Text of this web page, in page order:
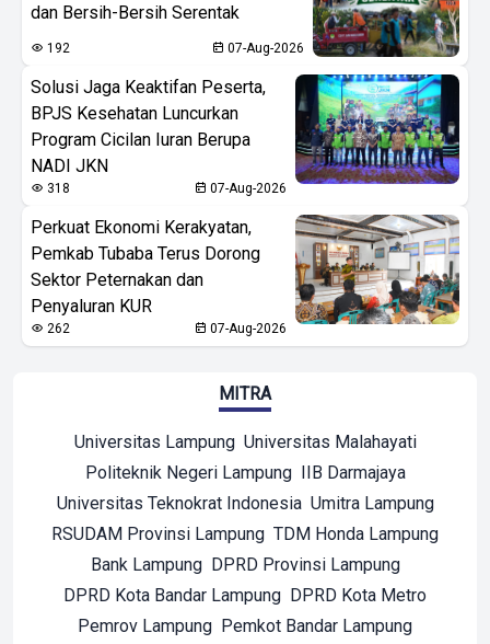
dan Bersih-Bersih Serentak
192 07-Aug-2026
Solusi Jaga Keaktifan Peserta,
BPJS Kesehatan Luncurkan
Program Cicilan Iuran Berupa
NADI JKN
318 07-Aug-2026
Perkuat Ekonomi Kerakyatan,
Pemkab Tubaba Terus Dorong
Sektor Peternakan dan
Penyaluran KUR
262 07-Aug-2026
MITRA
Universitas Lampung Universitas Malahayati
Politeknik Negeri Lampung IIB Darmajaya
Universitas Teknokrat Indonesia Umitra Lampung
RSUDAM Provinsi Lampung TDM Honda Lampung
Bank Lampung DPRD Provinsi Lampung
DPRD Kota Bandar Lampung DPRD Kota Metro
Pemrov Lampung Pemkot Bandar Lampung